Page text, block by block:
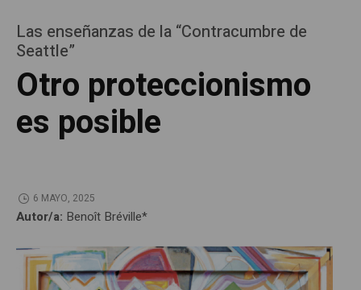
Las enseñanzas de la “Contracumbre de
Seattle”
Otro proteccionismo
es posible
6 MAYO, 2025
Autor/a: Benoît Bréville*